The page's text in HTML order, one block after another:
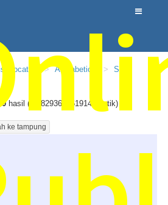
Alphabetical
S
hasil (0.28293609619141 detik)